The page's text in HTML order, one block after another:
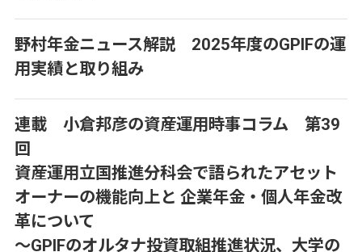
野村年金ニュース解説 2025年度のGPIFの運
用実績と取り組み
連載 小倉邦彦の資産運用時事コラム 第39
回
資産運用立国推進分科会で語られたアセット
オーナーの機能向上と 企業年金・個人年金改
革について
～GPIFのオルタナ投資取組推進状況、大学の